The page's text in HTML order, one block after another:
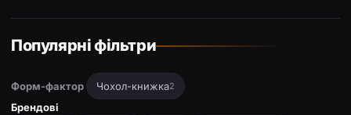
Популярні фільтри
Форм-фактор Чохол-книжка2
Брендові